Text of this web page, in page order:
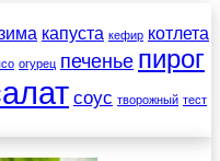
капуста кефир котлета
огурец печенье пирог
соус творожный тест